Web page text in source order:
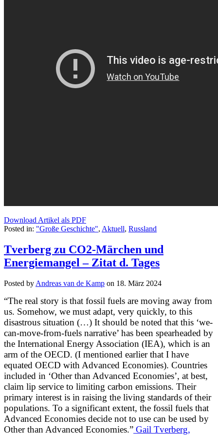
Download Artikel als PDF
Posted in: "Große Geschichte", Aktuell, Russland
Tverberg zu CO2-Märchen und
Energiemangel – Zitat d. Tages
Posted by Andreas van de Kamp on 18. März 2024
“The real story is that fossil fuels are moving away from
us. Somehow, we must adapt, very quickly, to this
disastrous situation (…) It should be noted that this ‘we-
can-move-from-fuels narrative’ has been spearheaded by
the International Energy Association (IEA), which is an
arm of the OECD. (I mentioned earlier that I have
equated OECD with Advanced Economies). Countries
included in ‘Other than Advanced Economies’, at best,
claim lip service to limiting carbon emissions. Their
primary interest is in raising the living standards of their
populations. To a significant extent, the fossil fuels that
Advanced Economies decide not to use can be used by
Other than Advanced Economies.” Gail Tverberg,